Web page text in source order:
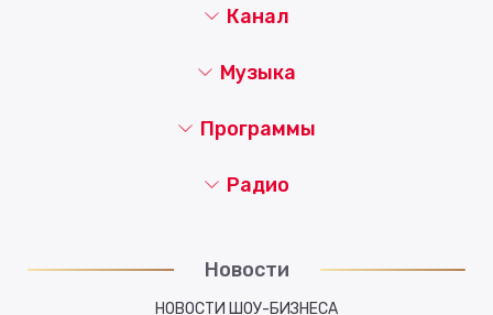
Канал
Музыка
Новости
НОВОСТИ ШОУ-БИЗНЕСА
Программы
Радио